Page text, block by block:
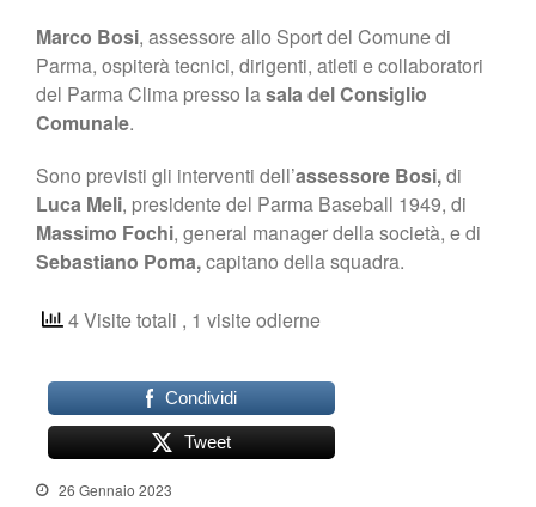
Marco Bosi, assessore allo Sport del Comune di
Parma, ospiterà tecnici, dirigenti, atleti e collaboratori
del Parma Clima presso lasala del Consiglio
Comunale.
Sono previsti gli interventi dell’assessore Bosi,di
Luca Meli, presidente del Parma Baseball 1949, di
Massimo Fochi, general manager della società, e di
Sebastiano Poma,capitano della squadra.
4 Visite totali , 1 visite odierne
Condividi
Tweet
26 Gennaio 2023